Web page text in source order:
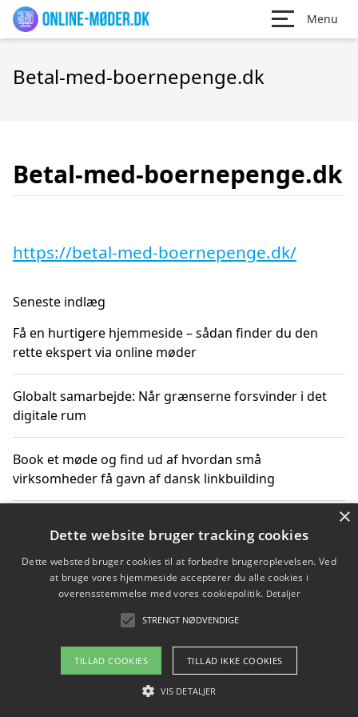
Menu
Betal-med-boernepenge.dk
Betal-med-boernepenge.dk
https://betal-med-boernepenge.dk/
Seneste indlæg
Få en hurtigere hjemmeside – sådan finder du den
rette ekspert via online møder
Globalt samarbejde: Når grænserne forsvinder i det
digitale rum
Book et møde og find ud af hvordan små
virksomheder få gavn af dansk linkbuilding
får du indgår et samarbejde
Hold et møde med en WordPress ekspert og vælg den
mest professionelle til at vedligeholde din løsning
Copyright 2026 - Pilanto Aps
Om / kontakt
×
Dette website bruger tracking cookies
Dette websted bruger cookies til at forbedre brugeroplevelsen. Ved
at bruge vores hjemmeside accepterer du alle cookies i
overensstemmelse med vores cookiepolitik. Detaljer
STRENGT NØDVENDIGE
TILLAD COOKIES TILLAD IKKE COOKIES
VIS DETALJER